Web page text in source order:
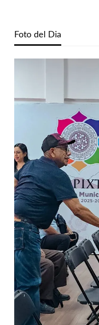
Foto del Dia